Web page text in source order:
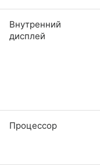
Внутренний
дисплей
Процессор